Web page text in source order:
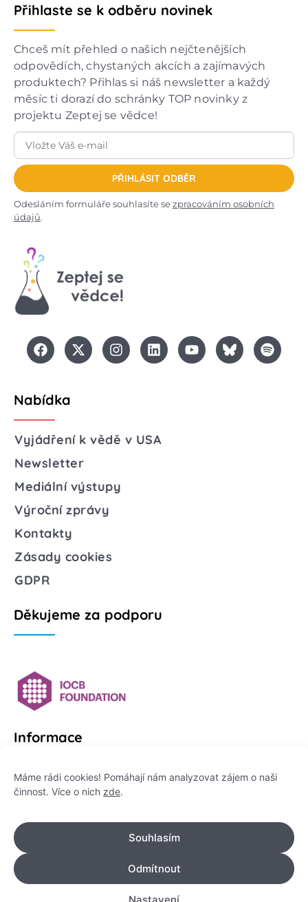
Máme rádi cookies! Pomáhají nám analyzovat zájem o naši
činnost. Více o nich zde.
Souhlasím
Odmítnout
Nastavení
Přihlaste se k odběru novinek
Chceš mít přehled o našich nejčtenějších
odpovědích, chystaných akcích a zajímavých
produktech? Přihlas si náš newsletter a každý
měsíc ti dorazí do schránky TOP novinky z
projektu Zeptej se vědce!
PŘIHLÁSIT ODBĚR
Odesláním formuláře souhlasíte sezpracováním osobních
údajů.
Nabídka
Vyjádření k vědě v USA
Newsletter
Mediální výstupy
Výroční zprávy
Kontakty
Zásady cookies
GDPR
Děkujeme za podporu
Informace
Platformu Zeptej se vědce provozuje:
IČO: 178 47 389
Flemingovo náměstí 542/2,
Dejvice, 160 00 Praha 6
info@zeptejsevedce.cz